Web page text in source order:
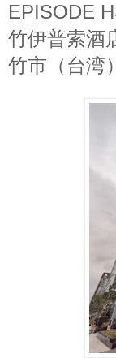
EPISODE
竹伊普索酒
竹市（台湾）